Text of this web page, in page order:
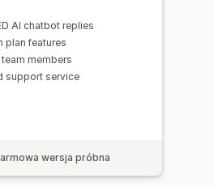
AI chatbot replies
plan features
members
support service
wersja próbna